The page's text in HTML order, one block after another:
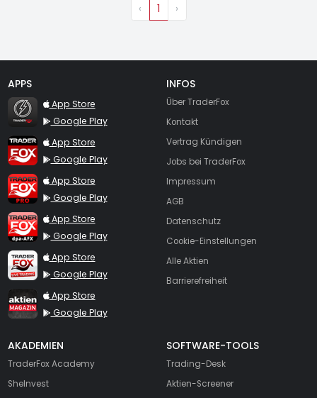
‹ 1 ›
APPS
TraderFox Flash
App Store
Google Play
TraderFox App
App Store
Google Play
TraderFox Pro
App Store
Google Play
TraderFox dpa-AFX ProFeed
App Store
Google Play
TraderFox Live Trading
App Store
Google Play
TraderFox aktien Magazin
App Store
Google Play
INFOS
Über TraderFox
Kontakt
Vertrag Kündigen
Jobs bei TraderFox
Impressum
AGB
Datenschutz
Cookie-Einstellungen
Alle Aktien
Barrierefreiheit
AKADEMIEN
TraderFox Academy
SheInvest
SOFTWARE-TOOLS
Trading-Desk
Aktien-Screener